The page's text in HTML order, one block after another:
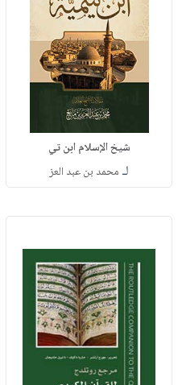
شيخ الإسلام ابن تي
لـ محمد بن عبد العز